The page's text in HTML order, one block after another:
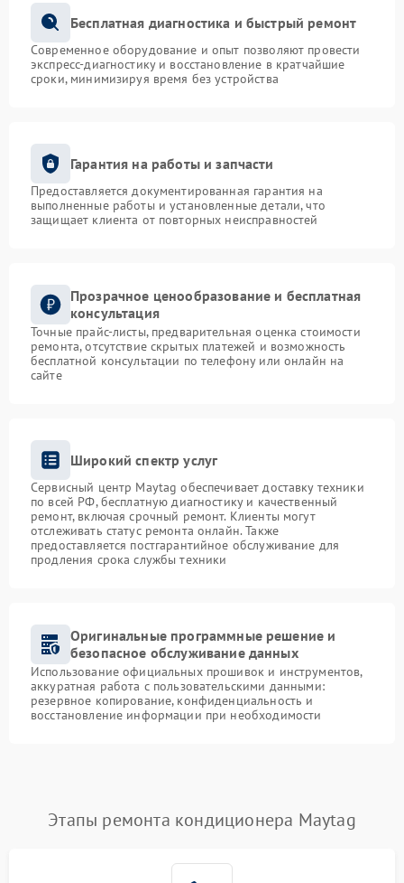
Бесплатная диагностика и быстрый ремонт
Современное оборудование и опыт позволяют провести
экспресс-диагностику и восстановление в кратчайшие
сроки, минимизируя время без устройства
Гарантия на работы и запчасти
Предоставляется документированная гарантия на
выполненные работы и установленные детали, что
защищает клиента от повторных неисправностей
Прозрачное ценообразование и бесплатная
консультация
Точные прайс-листы, предварительная оценка стоимости
ремонта, отсутствие скрытых платежей и возможность
бесплатной консультации по телефону или онлайн на
сайте
Широкий спектр услуг
Сервисный центр Maytag обеспечивает доставку техники
по всей РФ, бесплатную диагностику и качественный
ремонт, включая срочный ремонт. Клиенты могут
отслеживать статус ремонта онлайн. Также
предоставляется постгарантийное обслуживание для
продления срока службы техники
Оригинальные программные решение и
безопасное обслуживание данных
Использование официальных прошивок и инструментов,
аккуратная работа с пользовательскими данными:
резервное копирование, конфиденциальность и
восстановление информации при необходимости
Этапы ремонта кондиционера Maytag